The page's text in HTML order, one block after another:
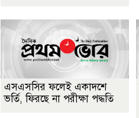
এসএসসির ফলেই একাদশে
ভর্তি, ফিরছে না পরীক্ষা পদ্ধতি